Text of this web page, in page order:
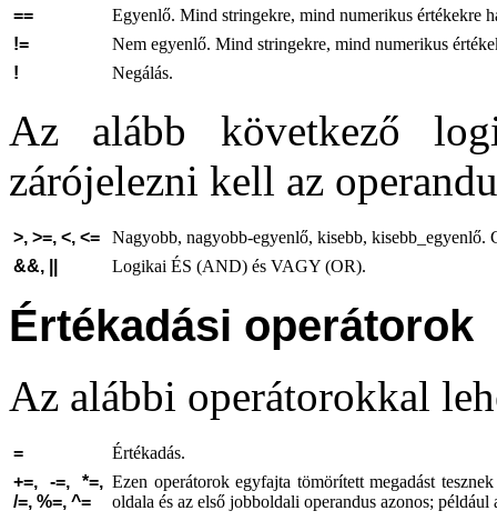
==
Egyenlő. Mind stringekre, mind numerikus értékekre
!=
Nem egyenlő. Mind stringekre, mind numerikus
!
Negálás.
Az alább következő
zárójelezni kell az
>, >=, <, <=
Nagyobb, nagyobb-egyenlő, kisebb, kisebb_egyenlő.
&&,
Logikai ÉS (AND) és VAGY (OR).
Értékadási operátorok
Az alábbi operátorokkal
=
Értékadás.
+=,
-=,
*=,
/=, %=, ^=
Ezen operátorok egyfajta tömörített megadást
oldala és az első jobboldali operandus azonos; például